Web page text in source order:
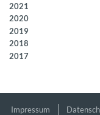
2021
2020
2019
2018
2017
Impressum